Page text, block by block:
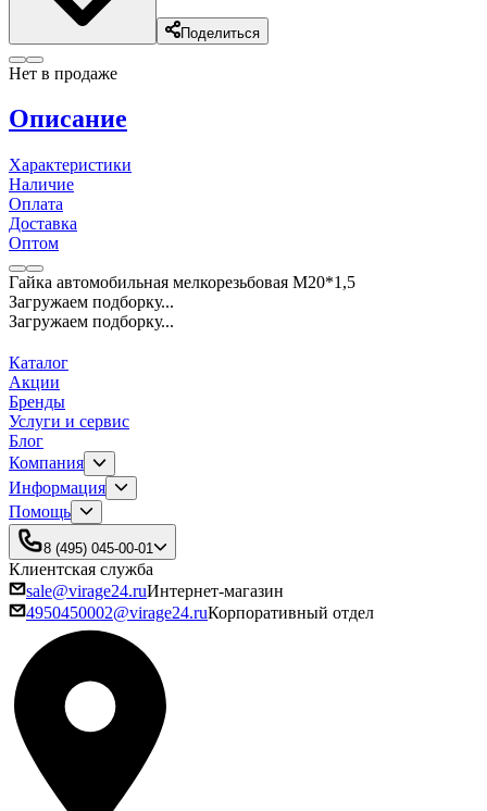
Поделиться
Нет в продаже
Описание
Характеристики
Наличие
Оплата
Доставка
Оптом
Гайка автомобильная мелкорезьбовая М20*1,5
Загружаем подборку...
Загружаем подборку...
Каталог
Акции
Бренды
Услуги и сервис
Блог
Компания
Информация
Помощь
8 (495) 045-00-01
Клиентская служба
sale@virage24.ruИнтернет-магазин
4950450002@virage24.ruКорпоративный отдел